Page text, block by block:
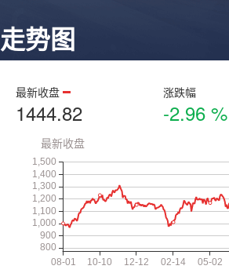
走势图
最新收盘
1444.82
涨跌幅
-2.96 %